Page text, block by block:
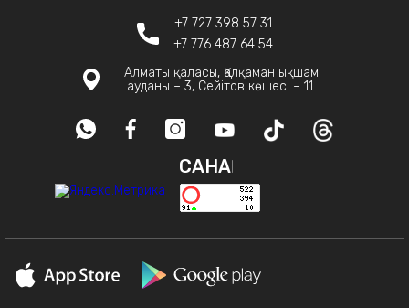
+7 727 398 57 31
+7 776 487 64 54
Алматы қаласы, Қалқаман ықшам
ауданы – 3, Сейітов көшесі – 11.
САНАҚ